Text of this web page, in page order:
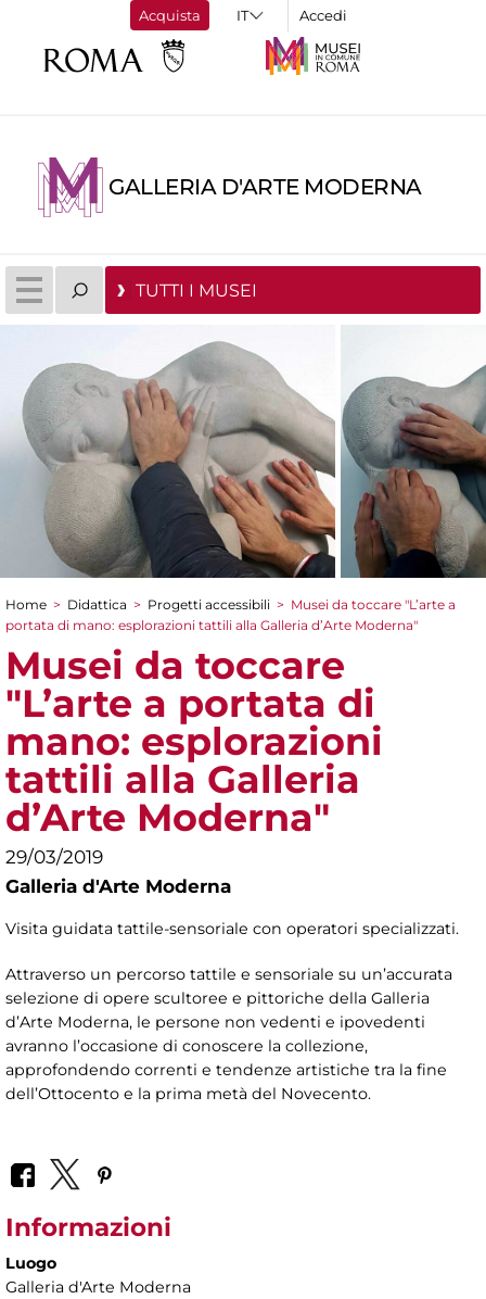
Acquista Accedi
GALLERIA D'ARTE MODERNA
TUTTI I MUSEI
Tu sei qui
Home > Didattica > Progetti accessibili > Musei da toccare "L’arte a
portata di mano: esplorazioni tattili alla Galleria d’Arte Moderna"
Musei da toccare
"L’arte a portata di
mano: esplorazioni
tattili alla Galleria
d’Arte Moderna"
29/03/2019
Galleria d'Arte Moderna
Visita guidata tattile-sensoriale con operatori specializzati.
Attraverso un percorso tattile e sensoriale su un’accurata
selezione di opere scultoree e pittoriche della Galleria
d’Arte Moderna, le persone non vedenti e ipovedenti
avranno l’occasione di conoscere la collezione,
approfondendo correnti e tendenze artistiche tra la fine
dell’Ottocento e la prima metà del Novecento.
Informazioni
Luogo
Galleria d'Arte Moderna